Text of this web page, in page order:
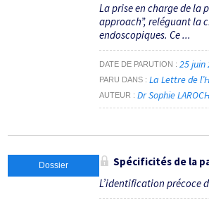
La prise en charge de la
approach”, reléguant la
endoscopiques. Ce ...
DATE DE PARUTION 25 juin
PARU DANS La Lettre de
AUTEUR Dr Sophie
Dossier
Spécificités de la
L’identification précoce